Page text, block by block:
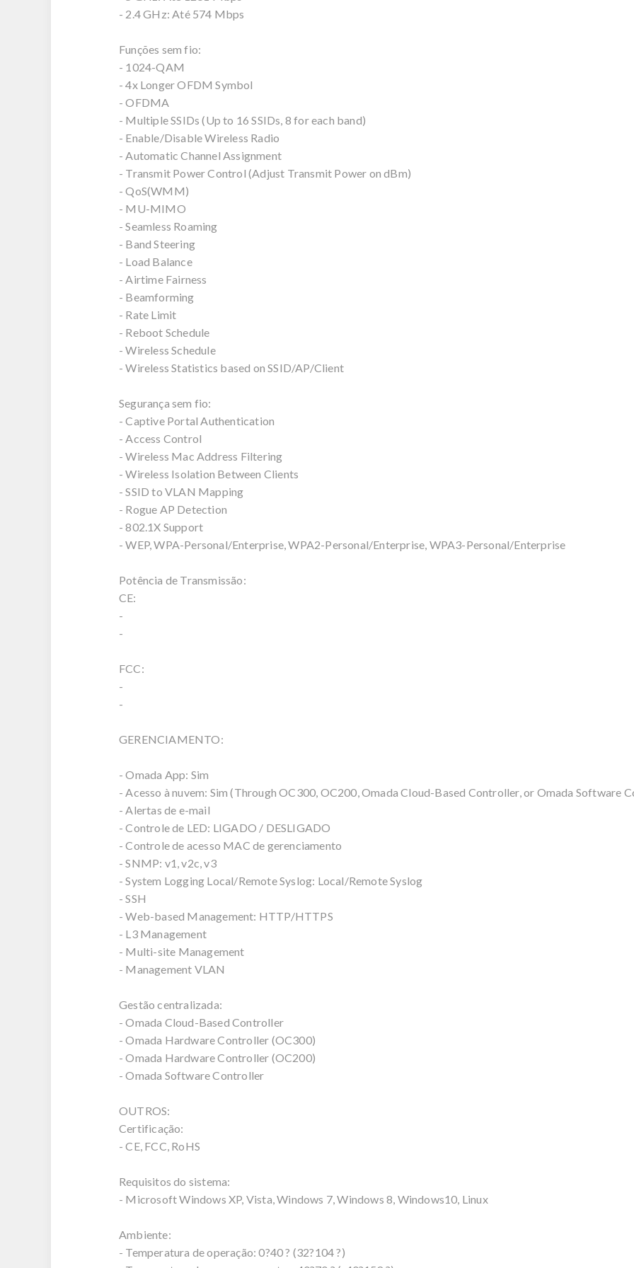
- 2.4 GHz: Até 574 Mbps
Funções sem fio:
- 1024-QAM
- 4x Longer OFDM Symbol
- OFDMA
- Multiple SSIDs (Up to 16 SSIDs, 8 for each band)
- Enable/Disable Wireless Radio
- Automatic Channel Assignment
- Transmit Power Control (Adjust Transmit Power on dBm)
- QoS(WMM)
- MU-MIMO
- Seamless Roaming
- Band Steering
- Load Balance
- Airtime Fairness
- Beamforming
- Rate Limit
- Reboot Schedule
- Wireless Schedule
- Wireless Statistics based on SSID/AP/Client
Segurança sem fio:
- Captive Portal Authentication
- Access Control
- Wireless Mac Address Filtering
- Wireless Isolation Between Clients
- SSID to VLAN Mapping
- Rogue AP Detection
- 802.1X Support
- WEP, WPA-Personal/Enterprise, WPA2-Personal/Enterprise, WPA3-Personal/Enterprise
Potência de Transmissão:
CE:
-
-
FCC:
-
-
GERENCIAMENTO:
- Omada App: Sim
- Acesso à nuvem: Sim (Through OC300, OC200, Omada Cloud-Based Controller, or Omada Software
- Alertas de e-mail
- Controle de LED: LIGADO / DESLIGADO
- Controle de acesso MAC de gerenciamento
- SNMP: v1, v2c, v3
- System Logging Local/Remote Syslog: Local/Remote Syslog
- SSH
- Web-based Management: HTTP/HTTPS
- L3 Management
- Multi-site Management
- Management VLAN
Gestão centralizada:
- Omada Cloud-Based Controller
- Omada Hardware Controller (OC300)
- Omada Hardware Controller (OC200)
- Omada Software Controller
OUTROS:
Certificação:
- CE, FCC, RoHS
Requisitos do sistema:
- Microsoft Windows XP, Vista, Windows 7, Windows 8, Windows10, Linux
Ambiente:
- Temperatura de operação: 0?40 ? (32?104 ?)